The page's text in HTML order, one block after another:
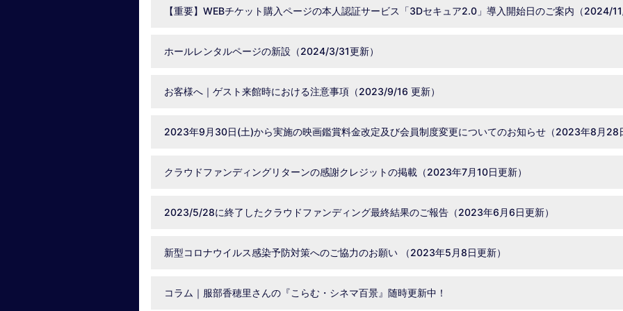
【重要】WEBチケット購入ページの本人認証サービス「3Dセキュア2.0」導入開始日のご案内（2024/
ホールレンタルページの新設（2024/3/31更新）
お客様へ｜ゲスト来館時における注意事項（2023/9/16 更新）
2023年9月30日(土)から実施の映画鑑賞料金改定及び会員制度変更についてのお知らせ（2023年8月28
クラウドファンディングリターンの感謝クレジットの掲載（2023年7月10日更新）
2023/5/28に終了したクラウドファンディング最終結果のご報告（2023年6月6日更新）
新型コロナウイルス感染予防対策へのご協力のお願い （2023年5月8日更新）
コラム｜服部香穂里さんの『こらむ・シネマ百景』随時更新中！